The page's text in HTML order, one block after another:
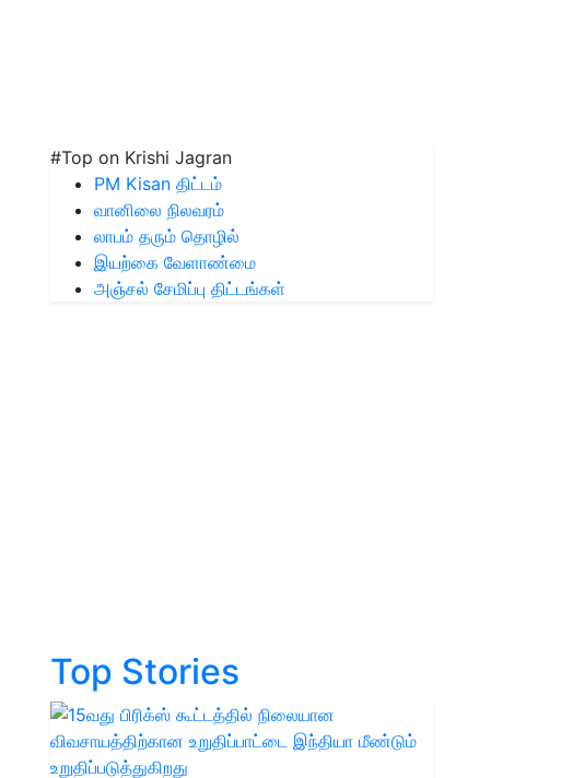
#Top on Krishi Jagran
PM Kisan திட்டம்
வானிலை நிலவரம்
லாபம் தரும் தொழில்
இயற்கை வேளாண்மை
அஞ்சல் சேமிப்பு திட்டங்கள்
Top Stories